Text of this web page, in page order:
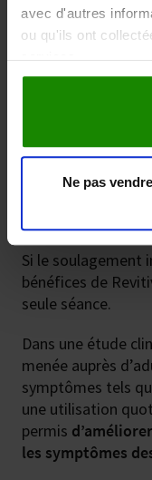
avec d'autres
ou qu'ils ont
services.
Ne pas
Contrairement
simplement les
active en
favorisant la
active et de
Une
Si le soulagement
bénéfices de
seule séance.
Dans une étude
menée auprès
symptômes tels
une utilisation
permis
les symptômes